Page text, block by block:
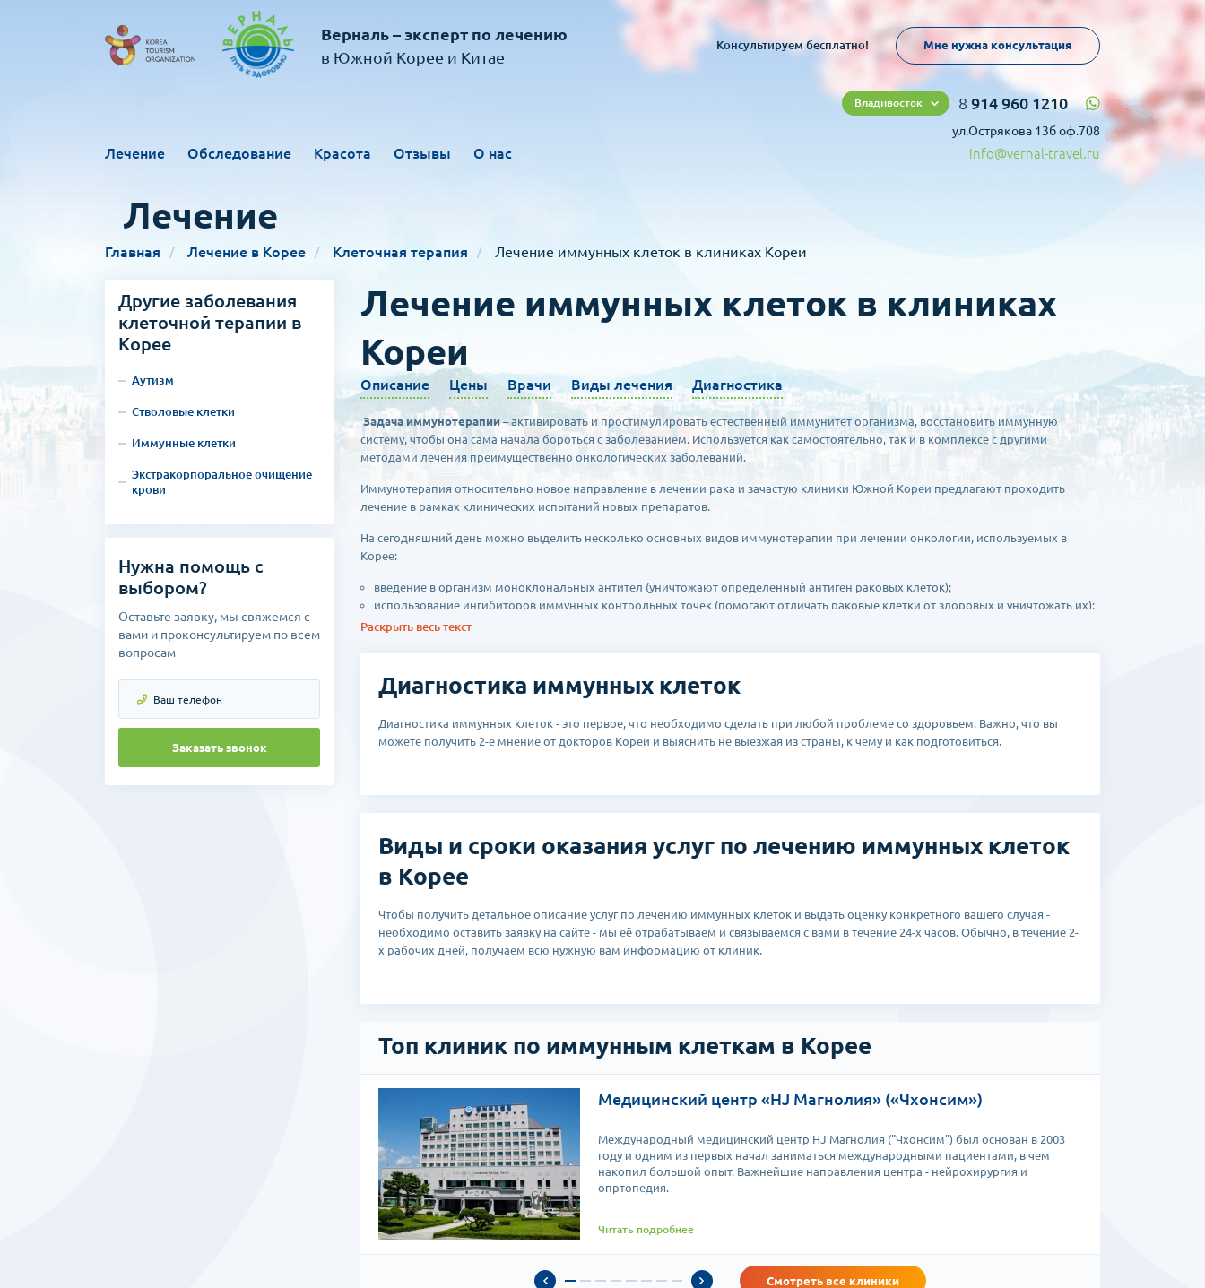
Верналь – эксперт по лечению
в Южной Корее и Китае
Консультируем бесплатно! Мне нужна консультация
Лечение Обследование Красота Отзывы О нас
Владивосток 8 914 960 1210
ул.Острякова 13б оф.708
info@vernal-travel.ru
Лечение
Главная Лечение в Корее Клеточная терапия Лечение иммунных клеток в клиниках Кореи
Другие заболевания
клеточной терапии в
Корее
Аутизм
Стволовые клетки
Иммунные клетки
Экстракорпоральное очищение
крови
Нужна помощь с
выбором?
Оставьте заявку, мы свяжемся с
вами и проконсультируем по всем
вопросам
Заказать звонок
Лечение иммунных клеток в клиниках
Кореи
Описание Цены Врачи Виды лечения Диагностика
Задача иммунотерапии– активировать и простимулировать естественный иммунитет организма, восстановить иммунную
систему, чтобы она сама начала бороться с заболеванием. Используется как самостоятельно, так и в комплексе с другими
методами лечения преимущественно онкологических заболеваний.
Иммунотерапия относительно новое направление в лечении рака и зачастую клиники Южной Кореи предлагают проходить
лечение в рамках клинических испытаний новых препаратов.
На сегодняшний день можно выделить несколько основных видов иммунотерапии при лечении онкологии, используемых в
Корее:
введение в организм моноклональных антител (уничтожают определенный антиген раковых клеток);
использование ингибиторов иммунных контрольных точек (помогают отличать раковые клетки от здоровых и уничтожать их);
вакцины, созданные из клеток пациента (запускают иммунитет для борьбы с конкретным видом опухоли, выявленной у
интерферонов, подавляющих рост опухолевых клеток);
противопоказания для его применения, исключаются побочные эффекты и снижается риск рецидива – организм запоминает
реакцию и снова запускает необходимые процессы в случае возникновения опасности. При использовании иммунотерапии в
Иммунотерапия эффективна в 60-80% случаев лечения онкологии, не поддающейся хирургическому лечению и традиционным
Раскрыть весь текст
Диагностика иммунных клеток
Диагностика иммунных клеток - это первое, что необходимо сделать при любой проблеме со здоровьем. Важно, что вы
можете получить 2-е мнение от докторов Кореи и выяснить не выезжая из страны, к чему и как подготовиться.
Виды и сроки оказания услуг по лечению иммунных клеток
в Корее
Чтобы получить детальное описание услуг по лечению иммунных клеток и выдать оценку конкретного вашего случая -
необходимо оставить заявку на сайте - мы её отрабатываем и связываемся с вами в течение 24-х часов. Обычно, в течение 2-
х рабочих дней, получаем всю нужную вам информацию от клиник.
Топ клиник по иммунным клеткам в Корее
Медицинский центр «HJ Магнолия» («Чхонсим»)
Международный медицинский центр HJ Магнолия ("Чхонсим") был основан в 2003
году и одним из первых начал заниматься международными пациентами, в чем
накопил большой опыт. Важнейшие направления центра - нейрохирургия и
опртопедия.
Читать подробнее
Смотреть все клиники